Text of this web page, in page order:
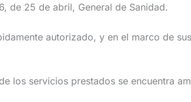
de 25 de abril, General de Sanidad.
autorizado, y en el marco de
servicios prestados se encuentra